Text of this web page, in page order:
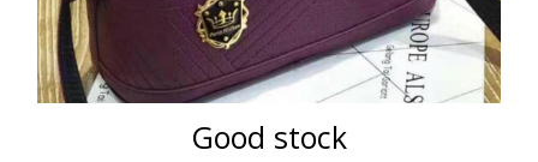
Good stock